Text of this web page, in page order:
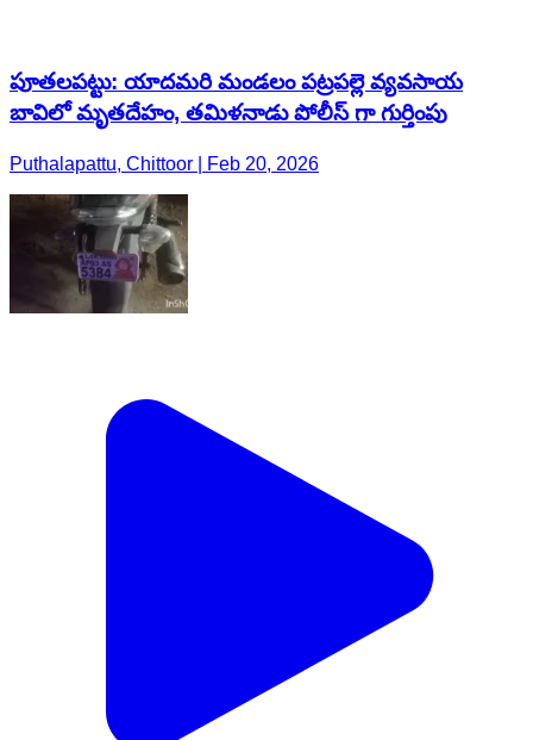
పూతలపట్టు: యాదమరి మండలం పట్రపల్లె వ్యవసాయ
బావిలో మృతదేహం, తమిళనాడు పోలీస్ గా గుర్తింపు
Puthalapattu, Chittoor | Feb 20, 2026